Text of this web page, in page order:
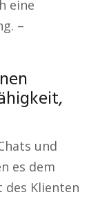
eine
–
und
es dem
des Klienten